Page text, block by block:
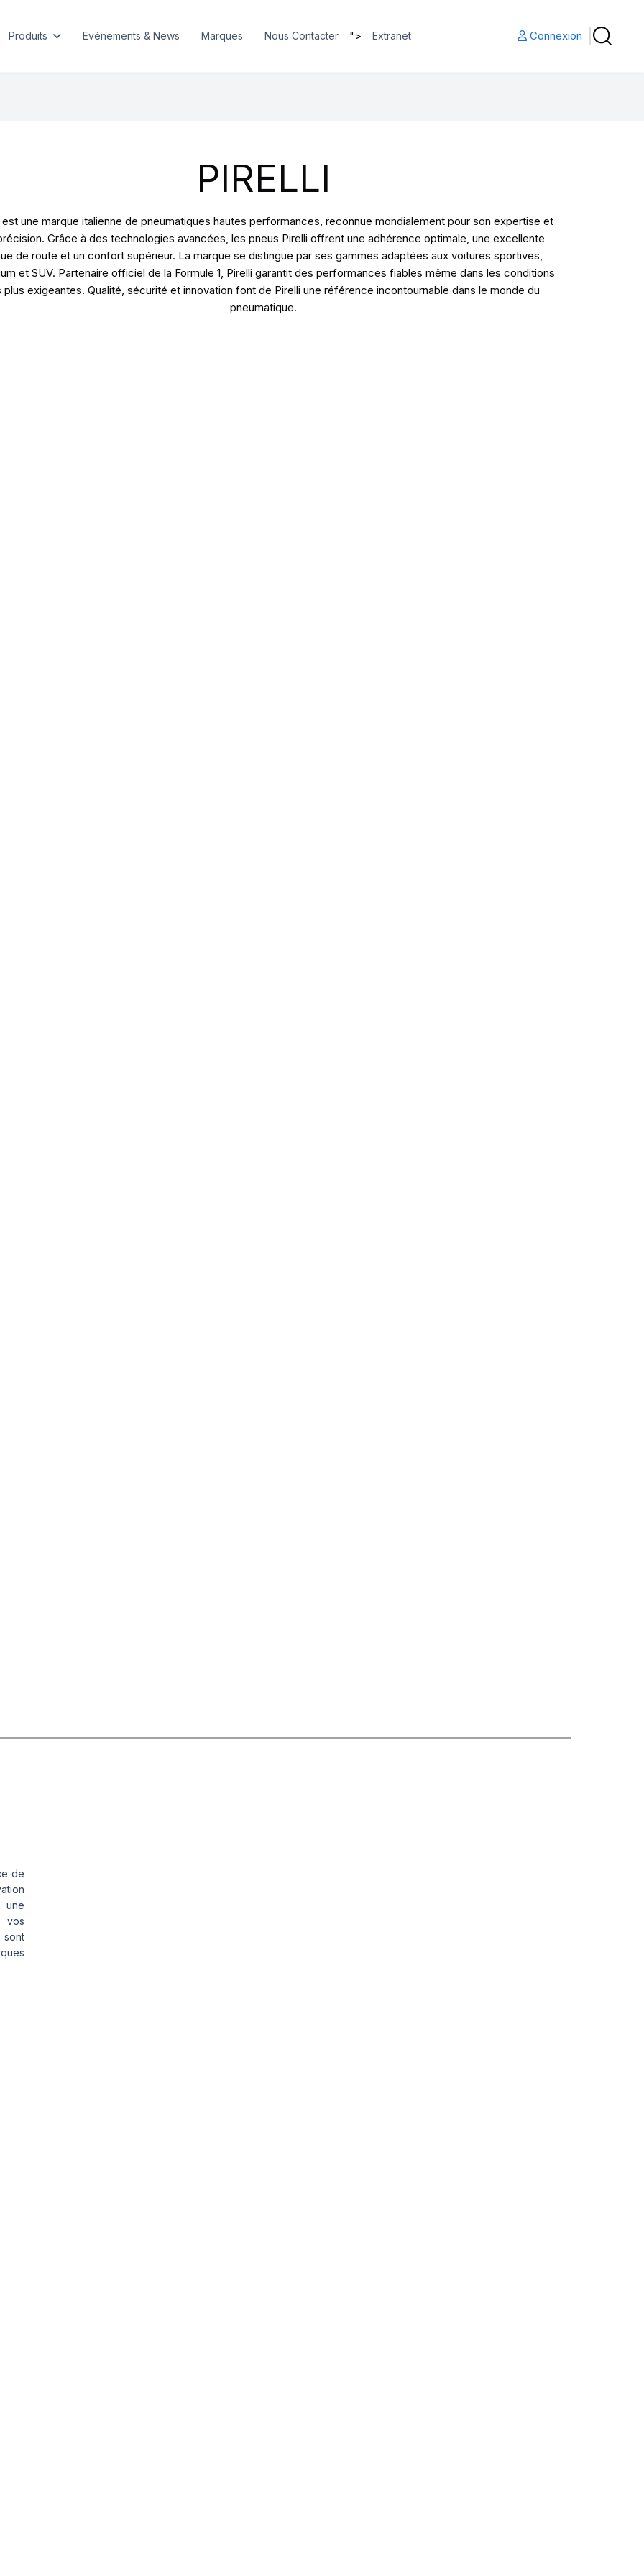
Produits Evénements & News Marques Nous Contacter "> Extranet Connexion
PIRELLI
est une marque italienne de pneumatiques hautes performances, reconnue mondialement pour son expertise et
Grâce à des technologies avancées, les pneus Pirelli offrent une adhérence optimale, une excellente
de route et un confort supérieur. La marque se distingue par ses gammes adaptées aux voitures sportives,
et SUV. Partenaire officiel de la Formule 1, Pirelli garantit des performances fiables même dans les conditions
plus exigeantes. Qualité, sécurité et innovation font de Pirelli une référence incontournable dans le monde du
pneumatique.
de
une
vos